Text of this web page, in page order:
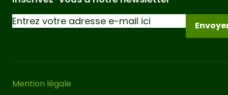
Mention légale